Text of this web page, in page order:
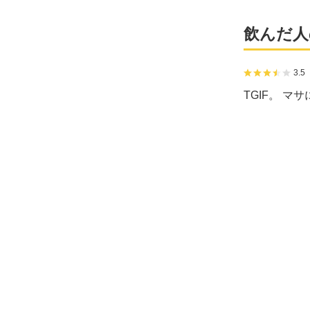
飲んだ
3.5
TGIF。 マサ